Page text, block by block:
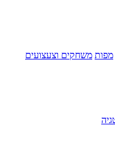
מפות משחקים וצעצועים